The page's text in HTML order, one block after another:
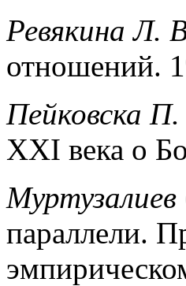
Ревякина Л.
отношений.
Пейковска П.
XXI века о
параллели.